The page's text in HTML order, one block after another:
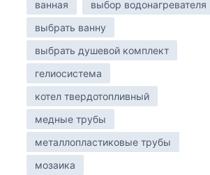
и
с
ванная
выбор водонагревателя
выбрать ванну
выбрать душевой комплект
гелиосистема
котел твердотопливный
медные трубы
металлопластиковые трубы
мозаика